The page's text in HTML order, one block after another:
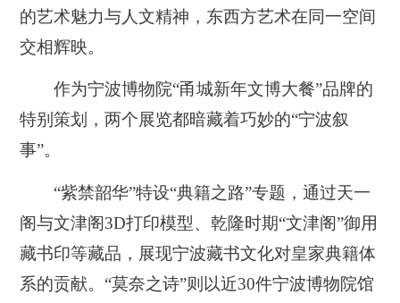
的艺术魅力与人文精神，东西方艺术在同一空间
交相辉映。
作为宁波博物院“甬城新年文博大餐”品牌的
特别策划，两个展览都暗藏着巧妙的“宁波叙
事”。
“紫禁韶华”特设“典籍之路”专题，通过天一
阁与文津阁3D打印模型、乾隆时期“文津阁”御用
藏书印等藏品，展现宁波藏书文化对皇家典籍体
系的贡献。“莫奈之诗”则以近30件宁波博物院馆